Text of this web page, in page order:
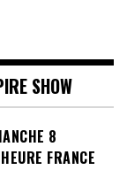
SHOW
8
FRANCE